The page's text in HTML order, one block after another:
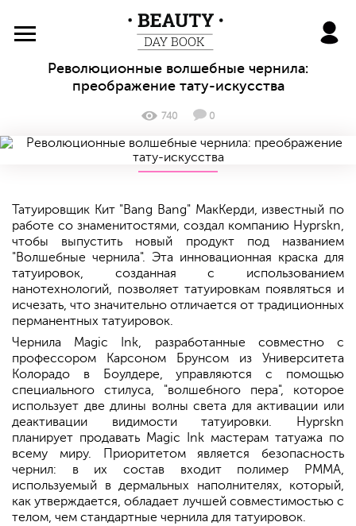
BeautyDayBook
Революционные волшебные чернила:
преображение тату-искусства
740 0
Татуировщик Кит "Bang Bang" МакКерди, известный по
работе со знаменитостями, создал компанию Hyprskn,
чтобы выпустить новый продукт под названием
"Волшебные чернила". Эта инновационная краска для
татуировок, созданная с использованием
нанотехнологий, позволяет татуировкам появляться и
исчезать, что значительно отличается от традиционных
перманентных татуировок.
Чернила Magic Ink, разработанные совместно с
профессором Карсоном Брунсом из Университета
Колорадо в Боулдере, управляются с помощью
специального стилуса, "волшебного пера", которое
использует две длины волны света для активации или
деактивации видимости татуировки. Hyprskn
планирует продавать Magic Ink мастерам татуажа по
всему миру. Приоритетом является безопасность
чернил: в их состав входит полимер PMMA,
используемый в дермальных наполнителях, который,
как утверждается, обладает лучшей совместимостью с
телом, чем стандартные чернила для татуировок.